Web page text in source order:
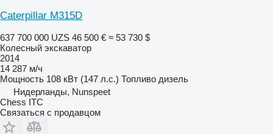
Caterpillar M315D
637 700 000 UZS 46 500 € ≈ 53 730 $
Колесный экскаватор
2014
14 287 м/ч
Мощность 108 кВт (147 л.с.) Топливо дизель
Нидерланды, Nunspeet
Chess ITC
Связаться с продавцом